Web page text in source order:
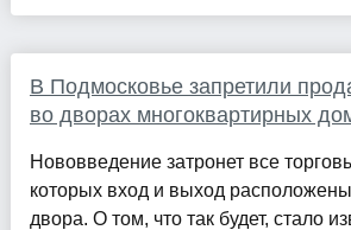
В Подмосковье запретили
во дворах многоквартирных
Нововведение затронет все
которых вход и выход
двора. О том, что так будет, стало